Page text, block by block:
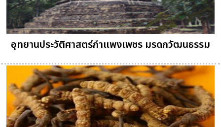
อุทยานประวัติศาสตร์กำแพงเพชร มรดกวัฒนธรรม